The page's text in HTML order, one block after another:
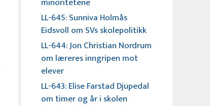
LL-645: Sunniva Holmås
Eidsvoll om SVs skolepolitikk
LL-644: Jon Christian Nordrum
om læreres inngripen mot
elever
LL-643: Elise Farstad Djupedal
om timer og år i skolen